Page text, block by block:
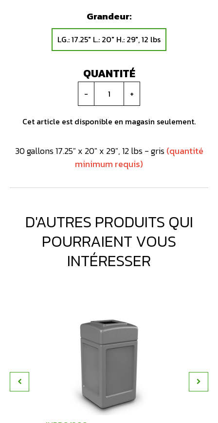
Grandeur:
LG.: 17.25″ L.: 20″ H.: 29″, 12 lbs
QUANTITÉ
- +
Cet article est disponible en magasin seulement.
30 gallons 17.25″ x 20″ x 29″, 12 lbs - gris(quantité
minimum requis)
D'AUTRES PRODUITS QUI
POURRAIENT VOUS
INTÉRESSER